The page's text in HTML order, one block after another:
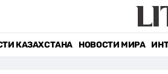
КАЗАХСТАНА НОВОСТИ МИРА